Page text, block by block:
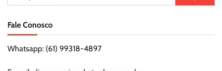
por:
Fale Conosco
Whatsapp: (61) 99318-4897